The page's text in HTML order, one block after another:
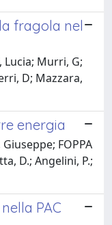
fragola nel
Lucia; Murri, G;
D; Mazzara,
energia
FOPPA
D.; Angelini, P.;
PAC